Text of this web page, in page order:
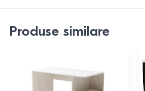
Produse similare